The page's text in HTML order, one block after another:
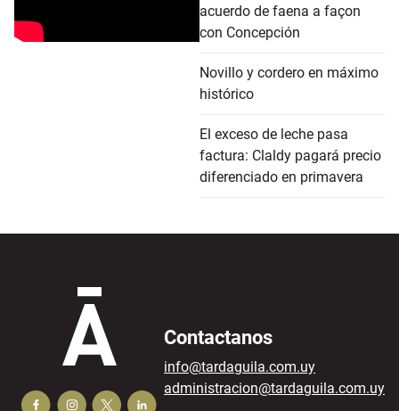
acuerdo de faena a façon
con Concepción
Novillo y cordero en máximo
histórico
El exceso de leche pasa
factura: Claldy pagará precio
diferenciado en primavera
Contactanos
info@tardaguila.com.uy
administracion@tardaguila.com.uy